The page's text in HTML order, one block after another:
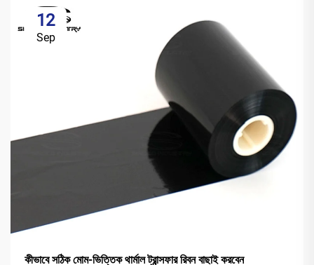
12
Sep
কীভাবে সঠিক মোম-ভিত্তিক থার্মাল ট্রান্সফার রিবন বাছাই করবেন